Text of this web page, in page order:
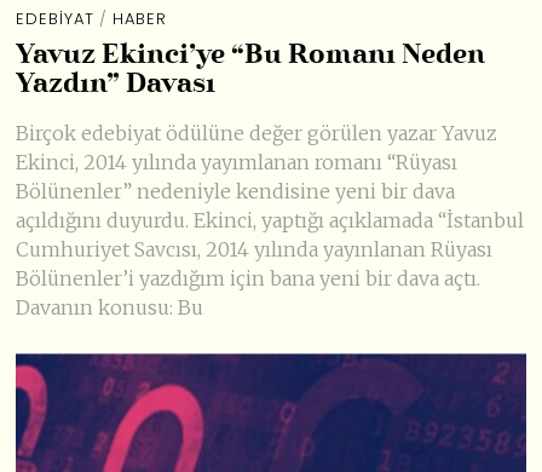
EDEBIYAT / HABER
Yavuz Ekinci’ye “Bu Romanı Neden
Yazdın” Davası
Birçok edebiyat ödülüne değer görülen yazar Yavuz
Ekinci, 2014 yılında yayımlanan romanı “Rüyası
Bölünenler” nedeniyle kendisine yeni bir dava
açıldığını duyurdu. Ekinci, yaptığı açıklamada “İstanbul
Cumhuriyet Savcısı, 2014 yılında yayınlanan Rüyası
Bölünenler’i yazdığım için bana yeni bir dava açtı.
Davanın konusu: Bu